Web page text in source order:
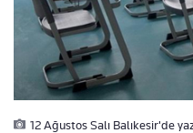
12 Ağustos Salı Balıkesir'de